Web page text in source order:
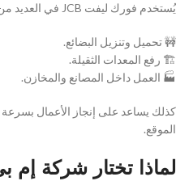
يُستخدم فورك ليفت JCB في العديد من الأعمال، مثل:
🚧 تحميل وتنزيل البضائع.
🏗️ رفع المعدات الثقيلة.
🏭 العمل داخل المصانع والمخازن.
كذلك يساعد على إنجاز الأعمال
الموقع.
لماذا تختار شركة إم